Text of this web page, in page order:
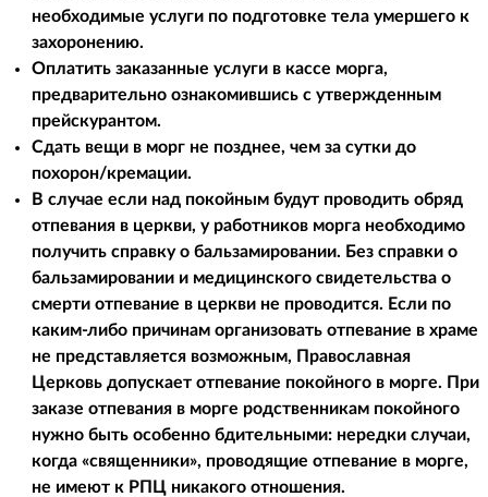
необходимые услуги по подготовке тела умершего к
захоронению.
Оплатить заказанные услуги в кассе морга,
предварительно ознакомившись с утвержденным
прейскурантом.
Сдать вещи в морг не позднее, чем за сутки до
похорон/кремации.
В случае если над покойным будут проводить обряд
отпевания в церкви, у работников морга необходимо
получить справку о бальзамировании. Без справки о
бальзамировании и медицинского свидетельства о
смерти отпевание в церкви не проводится. Если по
каким-либо причинам организовать отпевание в храме
не представляется возможным, Православная
Церковь допускает отпевание покойного в морге. При
заказе отпевания в морге родственникам покойного
нужно быть особенно бдительными: нередки случаи,
когда «священники», проводящие отпевание в морге,
не имеют к РПЦ никакого отношения.